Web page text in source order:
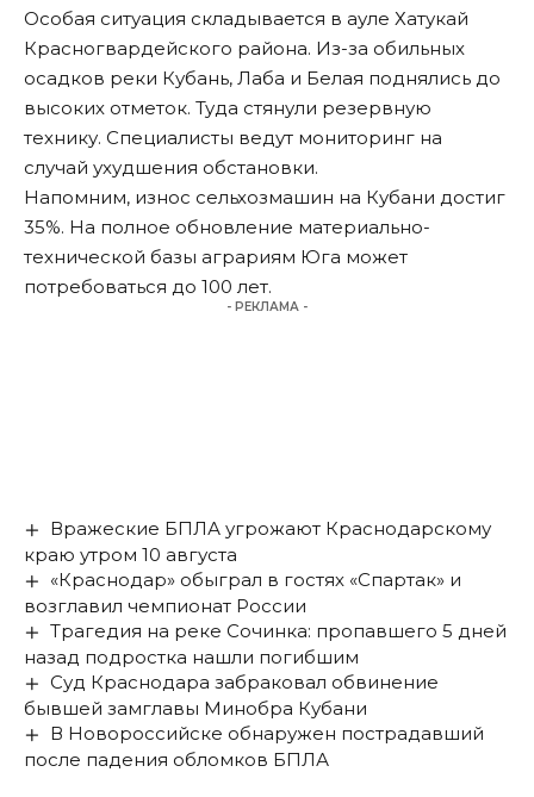
Особая ситуация складывается в ауле Хатукай
Красногвардейского района. Из-за обильных
осадков реки Кубань, Лаба и Белая поднялись до
высоких отметок. Туда стянули резервную
технику. Специалисты ведут мониторинг на
случай ухудшения обстановки.
Напомним, износ сельхозмашин на Кубани достиг
35%. На полное обновление материально-
технической базы аграриям Юга может
потребоваться до 100 лет.
- РЕКЛАМА -
Вражеские БПЛА угрожают Краснодарскому
краю утром 10 августа
«Краснодар» обыграл в гостях «Спартак» и
возглавил чемпионат России
Трагедия на реке Сочинка: пропавшего 5 дней
назад подростка нашли погибшим
Суд Краснодара забраковал обвинение
бывшей замглавы Минобра Кубани
В Новороссийске обнаружен пострадавший
после падения обломков БПЛА